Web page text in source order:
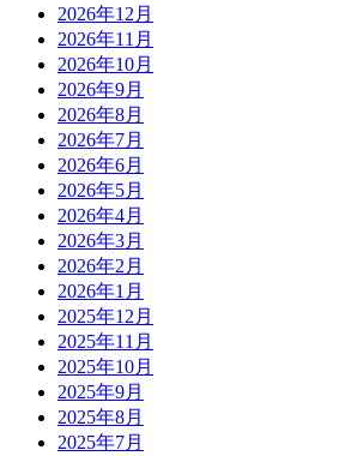
2026年12月
2026年11月
2026年10月
2026年9月
2026年8月
2026年7月
2026年6月
2026年5月
2026年4月
2026年3月
2026年2月
2026年1月
2025年12月
2025年11月
2025年10月
2025年9月
2025年8月
2025年7月